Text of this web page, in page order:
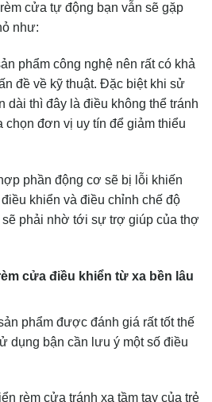
cửa tự động bạn vẫn sẽ gặp
như:
phẩm công nghệ nên rất có khả
đề về kỹ thuật. Đặc biệt khi sử
dài thì đây là điều không thể tránh
chọn đơn vị uy tín để giảm thiểu
phần động cơ sẽ bị lỗi khiến
khiển và điều chỉnh chế độ
phải nhờ tới sự trợ giúp của thợ
cửa điều khiển từ xa bền lâu
phẩm được đánh giá rất tốt thế
dụng bận cần lưu ý một số điều
rèm cửa tránh xa tầm tay của trẻ